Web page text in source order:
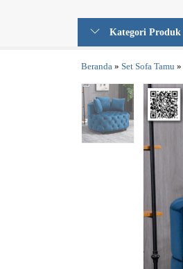
Kategori Produk
Beranda » Set Sofa Tamu »